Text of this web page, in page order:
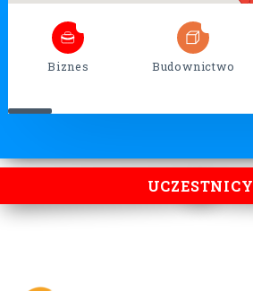
Biznes Budownictwo
UCZESTNICY